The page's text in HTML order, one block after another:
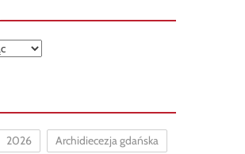
2026 Archidiecezja gdańska